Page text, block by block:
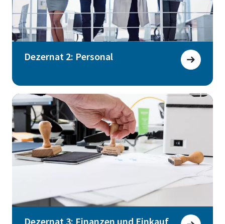
Dezernat 2: Personal
Dezernat 3: Finanzen und Einkauf